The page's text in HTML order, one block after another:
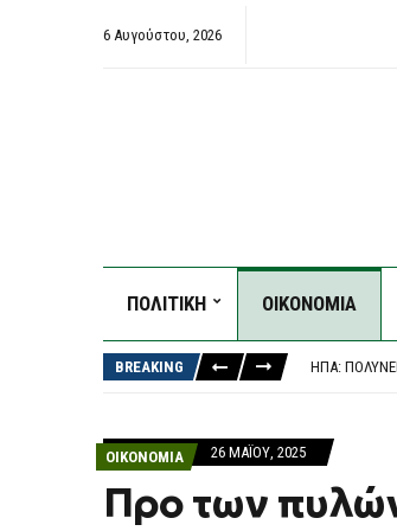
6 Αυγούστου, 2026
ΠΟΛΙΤΙΚΗ ΟΙΚΟΝΟΜΙΑ
BREAKING
ΗΠΑ:
Ο ΝΑΎΑΡΧΟΣ
ΟΙΚΟΝΟΜΙΑ 26 ΜΑΪ́ΟΥ, 2025
Προ των